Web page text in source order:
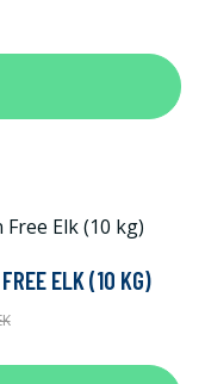
ELK (10 KG)